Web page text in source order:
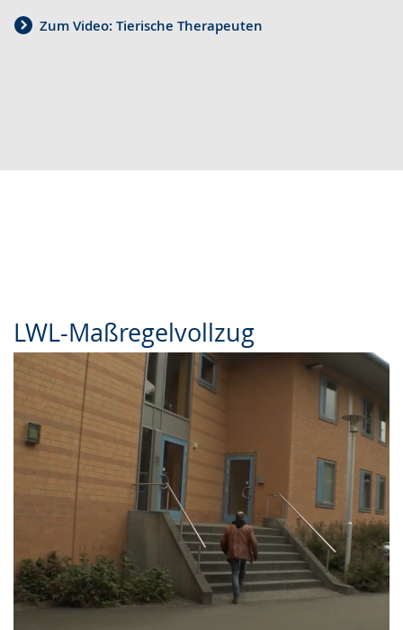
Zum Video: Tierische Therapeuten
LWL-Maßregelvollzug